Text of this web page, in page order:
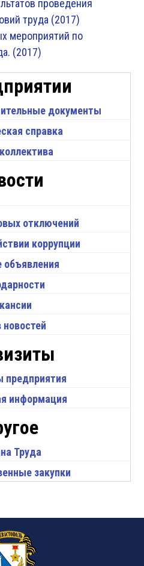
проведения
труда (2017)
мероприятий по
(2017)
документы
справка
отключений
коррупции
новостей
предприятия
информация
Труда
закупки